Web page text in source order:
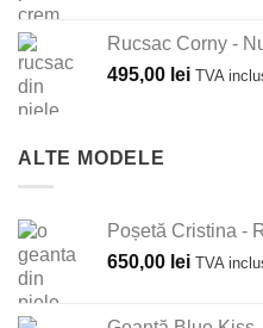
Rucsac Corny -
495,00 lei TVA
ALTE MODELE
Poșetă Cristina -
650,00 lei TVA